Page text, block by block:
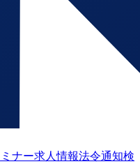
ナー求人情報法令通知検